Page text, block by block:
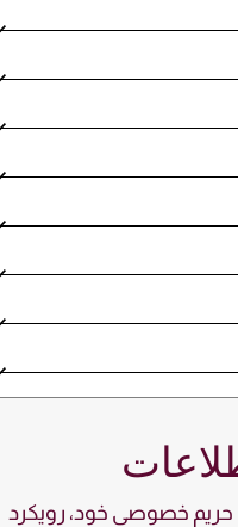
خصوصی خود، رویکرد